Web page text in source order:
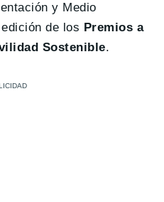
y Medio
de los Premios a
Sostenible.